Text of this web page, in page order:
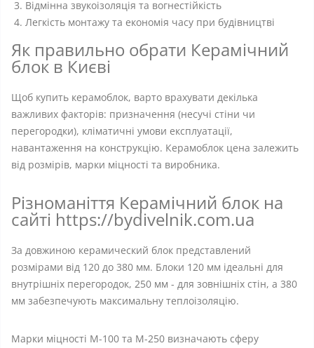
Відмінна звукоізоляція та вогнестійкість
Легкість монтажу та економія часу при будівництві
Як правильно обрати Керамічний
блок в Києві
Щоб купить керамоблок, варто врахувати декілька
важливих факторів: призначення (несучі стіни чи
перегородки), кліматичні умови експлуатації,
навантаження на конструкцію. Керамоблок цена залежить
від розмірів, марки міцності та виробника.
Різноманіття Керамічний блок на
сайті https://bydivelnik.com.ua
За довжиною керамический блок представлений
розмірами від 120 до 380 мм. Блоки 120 мм ідеальні для
внутрішніх перегородок, 250 мм - для зовнішніх стін, а 380
мм забезпечують максимальну теплоізоляцію.
Марки міцності М-100 та М-250 визначають сферу